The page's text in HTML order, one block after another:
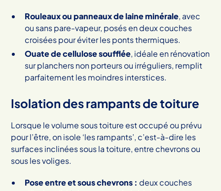
Rouleaux ou panneaux de laine minérale, avec
ou sans pare-vapeur, posés en deux couches
croisées pour éviter les ponts thermiques.
Ouate de cellulose soufflée, idéale en rénovation
sur planchers non porteurs ou irréguliers, remplit
parfaitement les moindres interstices.
Isolation des rampants de toiture
Lorsque le volume sous toiture est occupé ou prévu
pour l’être, on isole ‘les rampants’, c’est-à-dire les
surfaces inclinées sous la toiture, entre chevrons ou
sous les voliges.
Pose entre et sous chevrons : deux couches